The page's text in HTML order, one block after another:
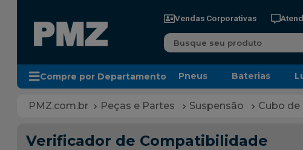
Vendas Corporativas
Busque seu produto
Compre por Departamento Pneus Baterias
Peças e Partes Suspensão Cubo de
Verificador de Compatibilidade